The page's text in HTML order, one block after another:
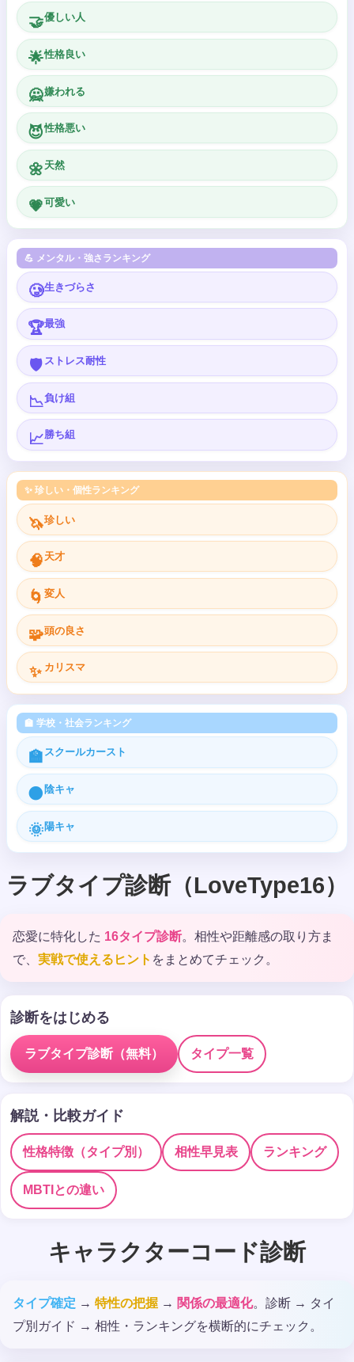
🤝優しい人
🌟性格良い
🙅嫌われる
😈性格悪い
🌼 天然
💗可愛い
💪 メンタル・強さランキング
🥲生きづらさ
🏆最強
🛡️ ストレス耐性
📉負け組
📈勝ち組
✨ 珍しい・個性ランキング
🦄珍しい
🧠 天才
🌀 変人
🧩頭の良さ
✨ カリスマ
🏫 学校・社会ランキング
🏫 スクールカースト
🌑 陰キャ
🌞陽キャ
ラブタイプ診断（LoveType16）
恋愛に特化した 16タイプ診断。相性や距離感の取り方ま
で、 実戦で使えるヒント をまとめてチェック。
診断をはじめる
ラブタイプ診断（無料） タイプ一覧
解説・比較ガイド
性格特徴（タイプ別） 相性早見表 ランキング
MBTIとの違い
キャラクターコード診断
タイプ確定 → 特性の把握 → 関係の最適化。診断 → タイ
プ別ガイド → 相性・ランキングを横断的にチェック。